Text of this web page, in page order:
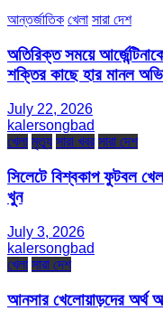
আন্তর্জাতিক খেলা সারা দেশ
অতিরিক্ত সময়ে
শক্তির কাছে হার মানল
July 22, 2026
kalersongbad
খেলা মৃত্যু সারা খবর সারা দেশ
সিলেটে বিশ্বকাপ ফুটবল
খুন
July 3, 2026
kalersongbad
খেলা সারা দেশ
আনসার খেলোয়াড়দের অর্থ